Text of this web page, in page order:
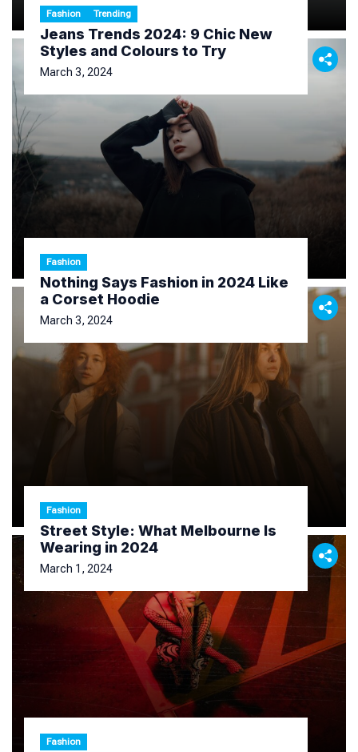
Fashion Trending
Jeans Trends 2024: 9 Chic New
Styles and Colours to Try
March 3, 2024
Fashion
Nothing Says Fashion in 2024 Like
a Corset Hoodie
March 3, 2024
Fashion
Street Style: What Melbourne Is
Wearing in 2024
March 1, 2024
Fashion